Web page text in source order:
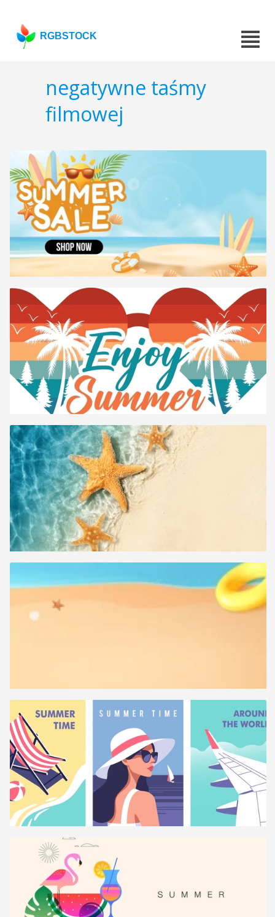
RGBSTOCK
negatywne taśmy
filmowej